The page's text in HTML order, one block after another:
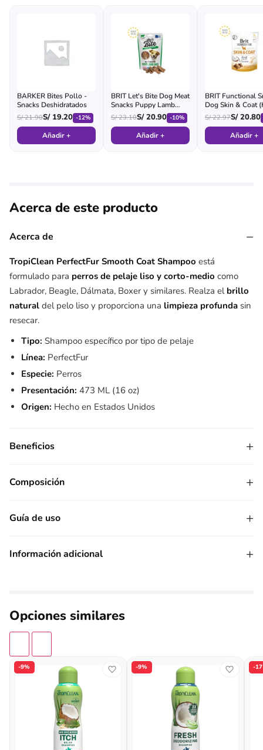
BARKER Bites Pollo -
Snacks Deshidratados
S/21.90S/19.20 -12%
Añadir +
BRIT Let's Bite Dog Meat
Snacks Puppy Lamb
Bars - Pouch
S/23.10S/20.90 -10%
Añadir +
BRIT Functional
Dog Skin & Coat
with Coconut) -
S/22.97S/20.80
Añadir +
Acerca de este producto
Acerca de −
TropiClean PerfectFur Smooth Coat Shampoo está
formulado para perros de pelaje liso y corto-medio como
Labrador, Beagle, Dálmata, Boxer y similares. Realza el brillo
natural del pelo liso y proporciona una limpieza profunda sin
resecar.
Tipo: Shampoo específico por tipo de pelaje
Línea: PerfectFur
Especie: Perros
Presentación: 473 ML (16 oz)
Origen: Hecho en Estados Unidos
Beneficios +
Composición +
Guía de uso +
Información adicional +
Opciones similares
-9% -9% -